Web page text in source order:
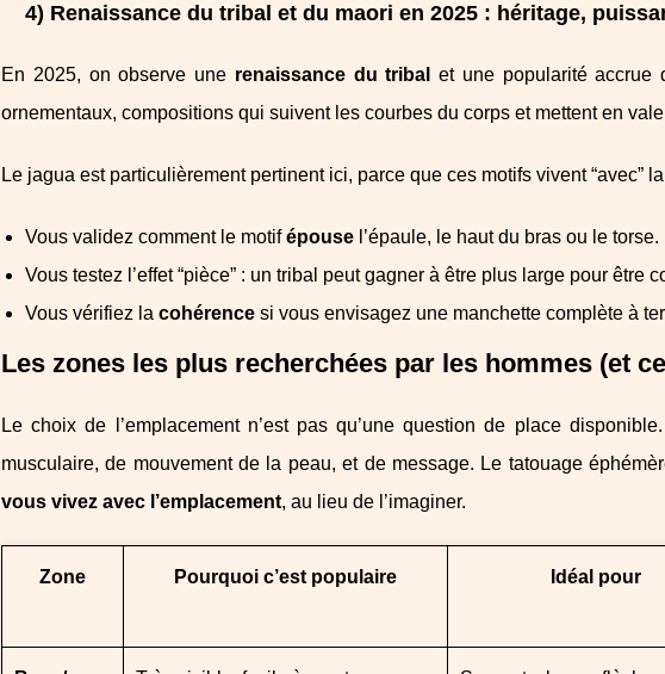
4) Renaissance du tribal et du maori en 2025 : héritage,
En 2025, on observe une renaissance du tribal et une popularité accrue
ornementaux, compositions qui suivent les courbes du corps et mettent en
Le jagua est particulièrement pertinent ici, parce que ces motifs vivent “avec”
Vous validez comment le motifépouse l’épaule, le haut du bras ou le torse.
Vous testez l’effet “pièce” : un tribal peut gagner à être plus large pour être
Vous vérifiez la cohérence si vous envisagez une manchette complète à
Les zones les plus recherchées par les hommes (et
Le choix de l’emplacement n’est pas qu’une question de place
musculaire, de mouvement de la peau, et de message. Le tatouage
vous vivez avec l’emplacement, au lieu de l’imaginer.
Zone Pourquoi c’est populaire Idéal pour